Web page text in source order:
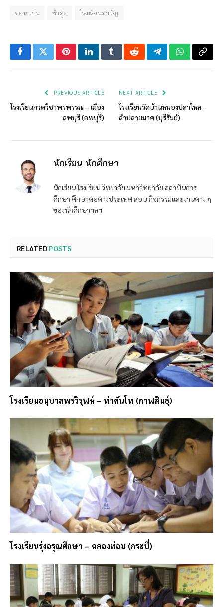
ขอนแก่น ซำสูง โรงเรียนสามัญ
FacebookTwitterPinterestLinkedInTumblrRedditTelegramWhatsApp
Copy
PREVIOUS ARTICLE
โรงเรียนกวดวิชาพรพรรณ – เมือง
ลพบุรี (ลพบุรี)
NEXT ARTICLE
โรงเรียนวัดบ้านหนองปลาไหล –
ลำปลายมาศ (บุรีรัมย์)
นักเรียน นักศึกษา
นักเรียน โรงเรียน วิทยาลัย มหาวิทยาลัย สถาบันการ
ศึกษา ศึกษาต่อต่างประเทศ สอบ กิจกรรมและงานต่าง ๆ
ของนักศึกษาฯลฯ
RELATED POSTS
โรงเรียนอนุบาลพรวิรุฬห์ – ท่าคันโท (กาฬสินธุ์)
โรงเรียนรุ่งอรุณศึกษา – คลองท่อม (กระบี่)